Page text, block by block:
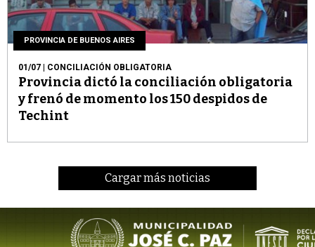
PROVINCIA DE BUENOS AIRES
01/07 | CONCILIACIÓN OBLIGATORIA
Provincia dictó la conciliación obligatoria
y frenó de momento los 150 despidos de
Techint
Cargar más noticias